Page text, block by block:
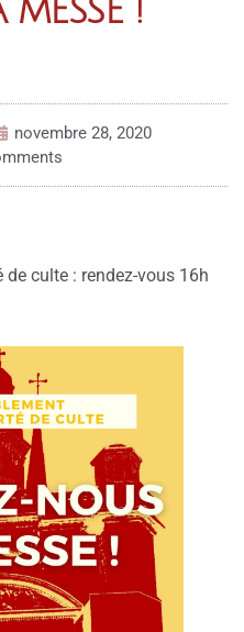
MESSE !
novembre 28, 2020
culte : rendez-vous 16h